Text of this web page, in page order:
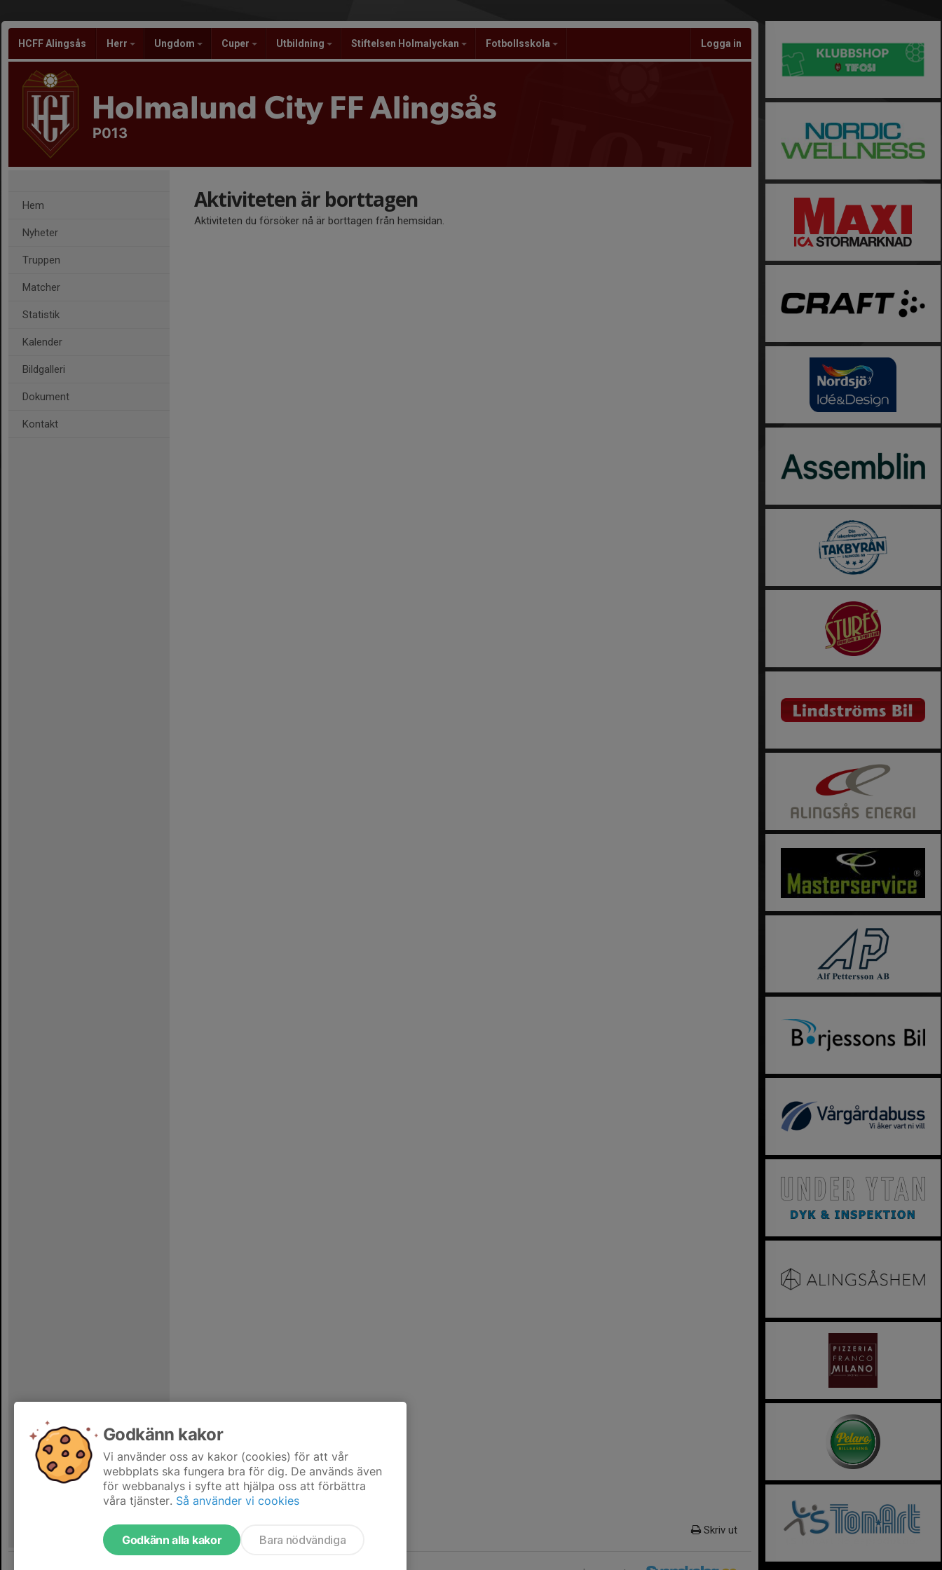
HCFF Alingsås Herr Ungdom Cuper Utbildning Stiftelsen Holmalyckan Fotbollsskola Logga in
Holmalund City FF Alingsås
P013
Hem
Nyheter
Truppen
Matcher
Statistik
Kalender
Bildgalleri
Dokument
Kontakt
Aktiviteten är borttagen
Aktiviteten du försöker nå är borttagen från hemsidan.
Skriv ut
Godkänn kakor
Vi använder oss av kakor (cookies) för att vår
webbplats ska fungera bra för dig. De används även
för webbanalys i syfte att hjälpa oss att förbättra
våra tjänster. Så använder vi cookies
Godkänn alla kakor Bara nödvändiga